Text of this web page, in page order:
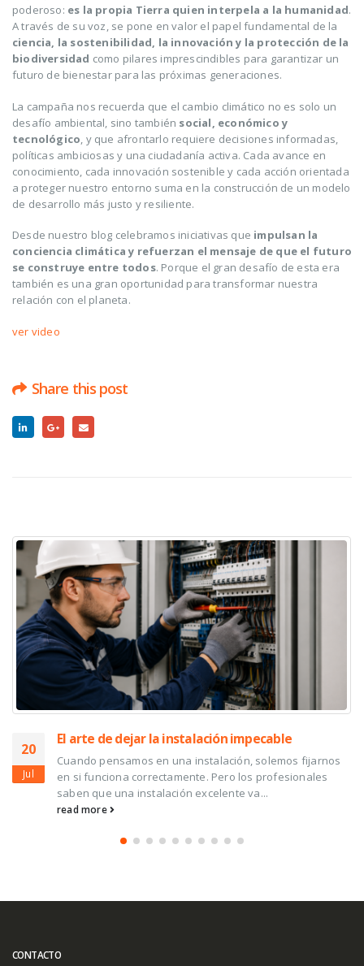
poderoso: es la propia Tierra quien interpela a la humanidad.
A través de su voz, se pone en valor el papel fundamental de la
ciencia, la sostenibilidad, la innovación y la protección de la
biodiversidad como pilares imprescindibles para garantizar un
futuro de bienestar para las próximas generaciones.
La campaña nos recuerda que el cambio climático no es solo un
desafío ambiental, sino también social, económico y
tecnológico, y que afrontarlo requiere decisiones informadas,
políticas ambiciosas y una ciudadanía activa. Cada avance en
conocimiento, cada innovación sostenible y cada acción orientada
a proteger nuestro entorno suma en la construcción de un modelo
de desarrollo más justo y resiliente.
Desde nuestro blog celebramos iniciativas que impulsan la
conciencia climática y refuerzan el mensaje de que el futuro
se construye entre todos. Porque el gran desafío de esta era
también es una gran oportunidad para transformar nuestra
relación con el planeta.
ver video
Share this post
20
Jul
El arte de dejar la instalación impecable
Cuando pensamos en una instalación, solemos fijarnos
en si funciona correctamente. Pero los profesionales
saben que una instalación excelente va...
read more
CONTACTO